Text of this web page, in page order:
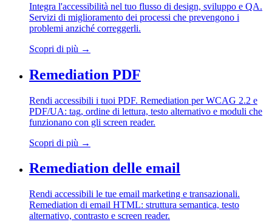
Integra l'accessibilità nel tuo flusso di design, sviluppo e QA.
Servizi di miglioramento dei processi che prevengono i
problemi anziché correggerli.
Scopri di più →
Remediation PDF
Rendi accessibili i tuoi PDF. Remediation per WCAG 2.2 e
PDF/UA: tag, ordine di lettura, testo alternativo e moduli che
funzionano con gli screen reader.
Scopri di più →
Remediation delle email
Rendi accessibili le tue email marketing e transazionali.
Remediation di email HTML: struttura semantica, testo
alternativo, contrasto e screen reader.